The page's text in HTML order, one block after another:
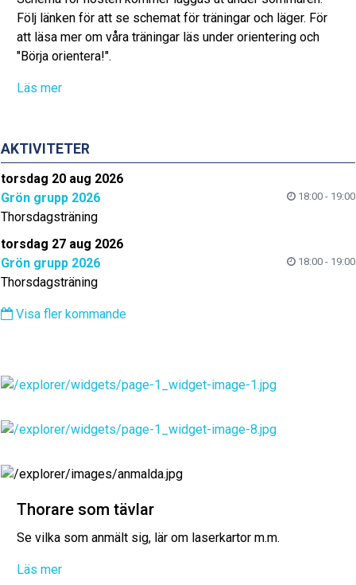
Följ länken för att se schemat för träningar och läger. För
att läsa mer om våra träningar läs under orientering och
"Börja orientera!".
Läs mer
AKTIVITETER
torsdag 20 aug 2026
Grön grupp 2026
18:00 - 19:00
Thorsdagsträning
torsdag 27 aug 2026
Grön grupp 2026
18:00 - 19:00
Thorsdagsträning
Visa fler kommande
Thorare som tävlar
Se vilka som anmält sig, lär om laserkartor m.m.
Läs mer